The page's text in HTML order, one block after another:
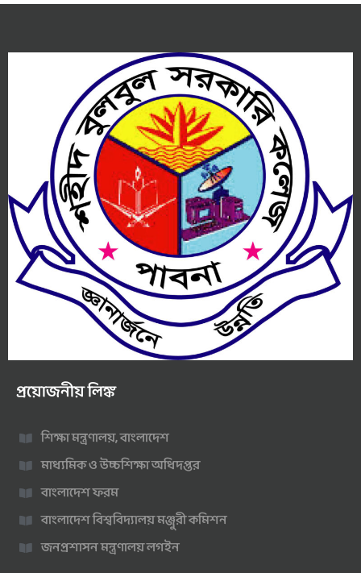
প্রয়োজনীয় লিঙ্ক
শিক্ষা মন্ত্রণালয়, বাংলাদেশ
মাধ্যমিক ও উচ্চশিক্ষা অধিদপ্তর
বাংলাদেশ ফরম
বাংলাদেশ বিশ্ববিদ্যালয় মঞ্জুরী কমিশন
জনপ্রশাসন মন্ত্রণালয় লগইন